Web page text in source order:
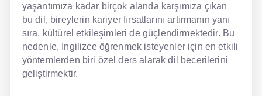
İngilizce Kursu Yorum
İngilizce Kursu
NLP İngilizce
yaşantımıza kadar birçok alanda karşımıza çıkan
bu dil, bireylerin kariyer fırsatlarını artırmanın yanı
sıra, kültürel etkileşimleri de güçlendirmektedir. Bu
nedenle, İngilizce öğrenmek isteyenler için en etkili
yöntemlerden biri özel ders alarak dil becerilerini
geliştirmektir.